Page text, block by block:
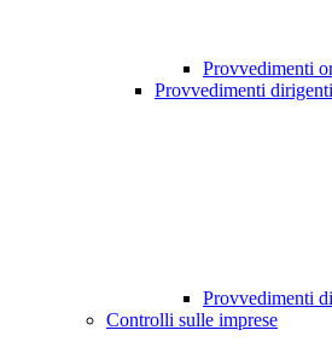
Provvedimenti
Provvedimenti
Provvedimenti
Controlli sulle imprese